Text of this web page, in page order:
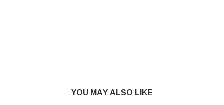
YOU MAY ALSO LIKE